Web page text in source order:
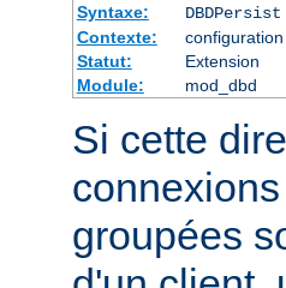
Syntaxe:
Contexte:
Statut:
Extension
Module:
mod_dbd
Si cette
groupées